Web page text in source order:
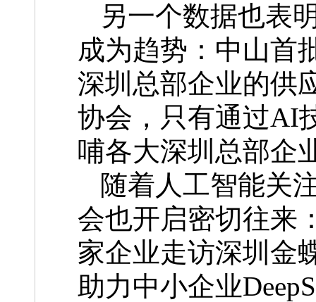
另一个数据也表
成为趋势：中山首
深圳总部企业的供
协会，只有通过AI
哺各大深圳总部企
随着人工智能关
会也开启密切往来
家企业走访深圳金
助力中小企业